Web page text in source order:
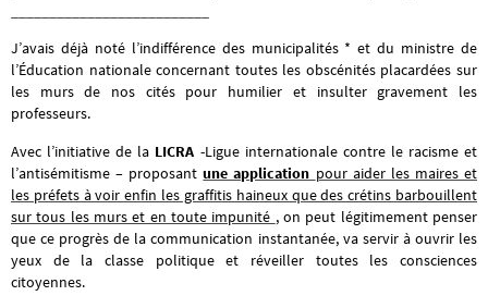
J’avais déjà noté l’indifférence des municipalités * et du ministre de
l’Éducation nationale concernant toutes les obscénités placardées sur
les murs de nos cités pour humilier et insulter gravement les
professeurs.
Avec l’initiative de la LICRA -Ligue internationale contre le racisme et
l’antisémitisme – proposantune application pour aider les maires et
les préfets à voir enfin les graffitis haineux que des crétins barbouillent
sur tous les murs et en toute impunité , on peut légitimement penser
que ce progrès de la communication instantanée, va servir à ouvrir les
yeux de la classe politique et réveiller toutes les consciences
citoyennes.